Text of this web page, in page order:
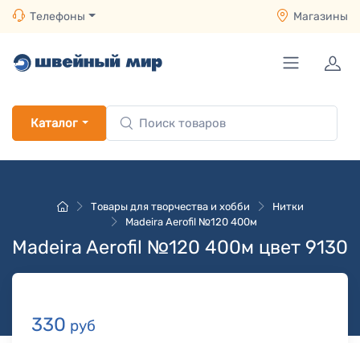
Телефоны Магазины
Каталог
Товары для творчества и хобби
Нитки
Madeira Aerofil №120 400м
Madeira Aerofil №120 400м цвет 9130
330 руб